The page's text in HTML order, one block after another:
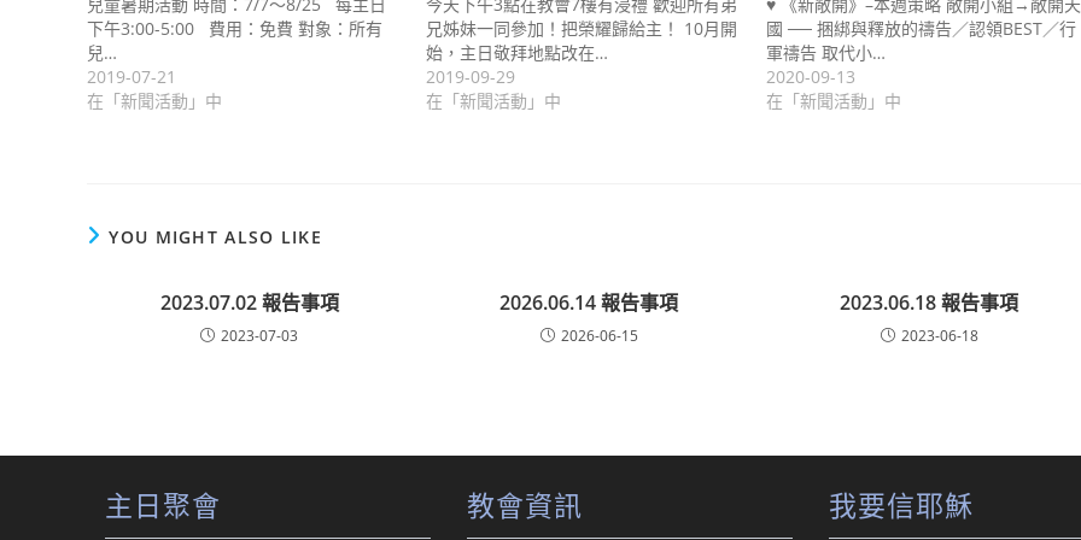
下午3:00-5:00 費用：免費 對象：所有
兒…
2019-07-21
在「新聞活動」中
兄姊妹一同參加！把榮耀歸給主！ 10月開
始，主日敬拜地點改在…
2019-09-29
在「新聞活動」中
國 ── 捆綁與釋放的禱告／認領BEST／行
軍禱告 取代小…
2020-09-13
在「新聞活動」中
YOU MIGHT ALSO LIKE
2023.07.02 報告事項
2023-07-03
2026.06.14 報告事項
2026-06-15
2023.06.18 報告事項
2023-06-18
主日聚會 教會資訊 我要信耶穌